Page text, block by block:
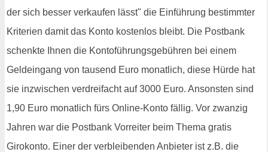
der sich besser verkaufen lässt" die Einführung bestimmter
Kriterien damit das Konto kostenlos bleibt. Die Postbank
schenkte Ihnen die Kontoführungsgebühren bei einem
Geldeingang von tausend Euro monatlich, diese Hürde hat
sie inzwischen verdreifacht auf 3000 Euro. Ansonsten sind
1,90 Euro monatlich fürs Online-Konto fällig. Vor zwanzig
Jahren war die Postbank Vorreiter beim Thema gratis
Girokonto. Einer der verbleibenden Anbieter ist z.B. die